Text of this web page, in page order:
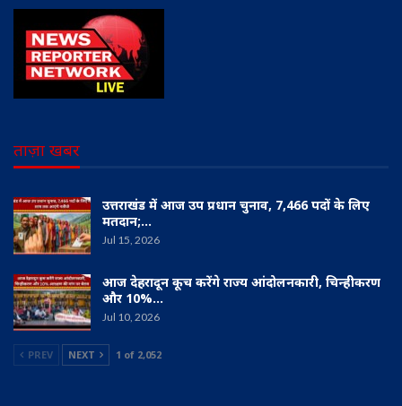
ताज़ा खबर
उत्तराखंड में आज उप प्रधान चुनाव, 7,466 पदों के लिए
मतदान;…
Jul 15, 2026
आज देहरादून कूच करेंगे राज्य आंदोलनकारी, चिन्हीकरण
और 10%…
Jul 10, 2026
PREV NEXT 1 of 2,052